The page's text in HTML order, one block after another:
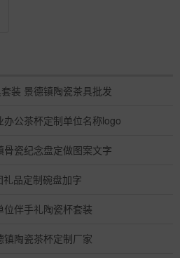
装 景德镇陶瓷茶具批发
公茶杯定制单位名称logo
瓷纪念盘定做图案文字
品定制碗盘加字
伴手礼陶瓷杯套装
陶瓷茶杯定制厂家